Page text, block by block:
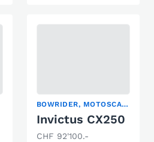
BOWRIDER, MOTOSCAFO
Invictus CX250
CHF 92'100.-